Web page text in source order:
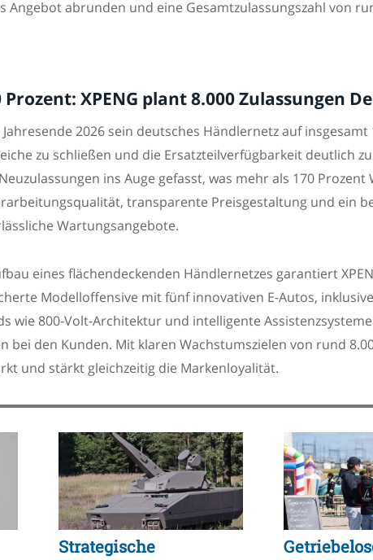
Angebot abrunden und eine Gesamtzulassungszahl von
XPENG plant 8.000 Zulassungen
Jahresende 2026 sein deutsches Händlernetz auf
zu schließen und die Ersatzteilverfügbarkeit deutlich
ins Auge gefasst, was mehr als 170
transparente Preisgestaltung und ein
Wartungsangebote.
eines flächendeckenden Händlernetzes garantiert
Modelloffensive mit fünf innovativen E-Autos,
wie 800-Volt-Architektur und intelligente
bei den Kunden. Mit klaren Wachstumszielen von rund
und stärkt gleichzeitig die Markenloyalität.
Strategische